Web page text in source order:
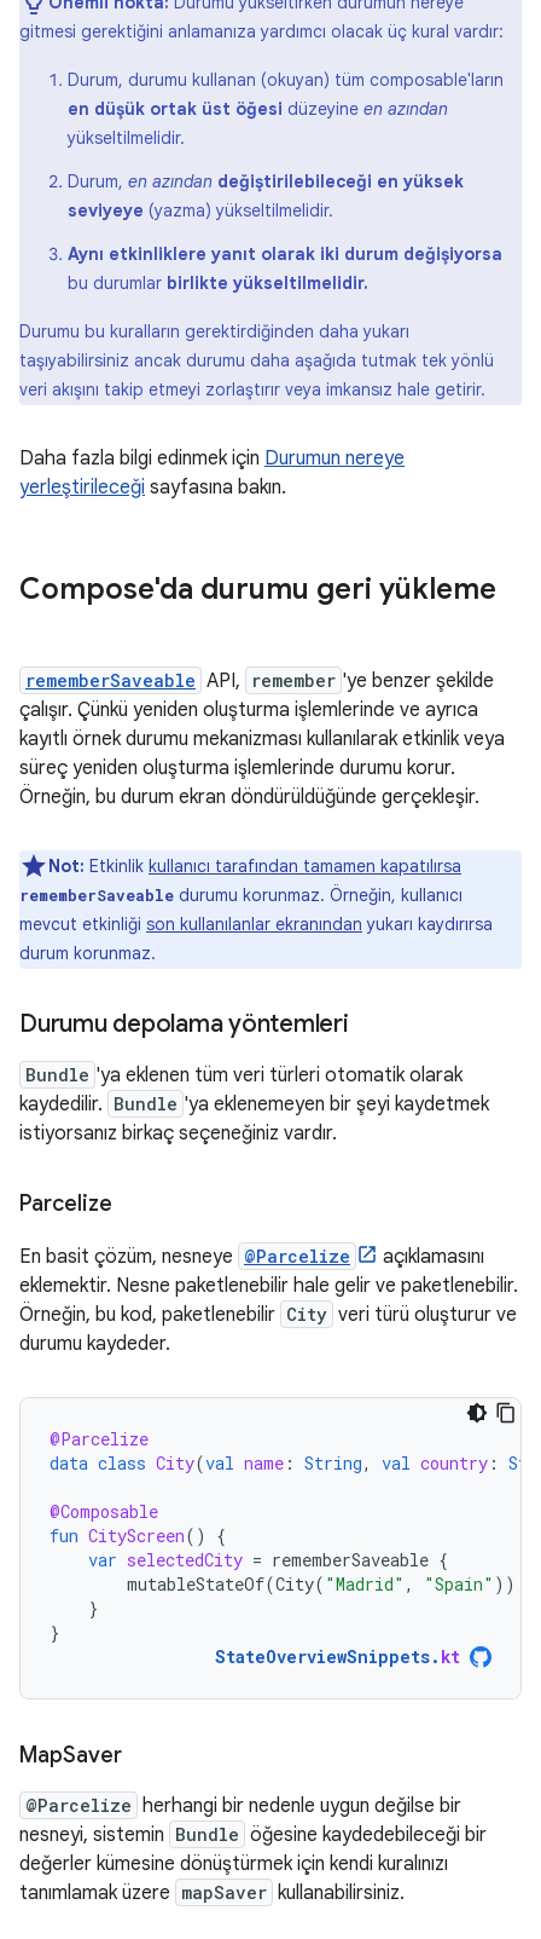
gitmesi gerektiğini anlamanıza yardımcı olacak üç kural vardır:
Durum, durumu kullanan (okuyan) tüm composable'ların
en düşük ortak üst öğesi düzeyine en azından
yükseltilmelidir.
Durum, en azından değiştirilebileceği en yüksek
seviyeye (yazma) yükseltilmelidir.
Aynı etkinliklere yanıt olarak iki durum değişiyorsa
bu durumlar birlikte yükseltilmelidir.
Durumu bu kuralların gerektirdiğinden daha yukarı
taşıyabilirsiniz ancak durumu daha aşağıda tutmak tek yönlü
veri akışını takip etmeyi zorlaştırır veya imkansız hale getirir.
Daha fazla bilgi edinmek için Durumun nereye
yerleştirileceği sayfasına bakın.
Compose'da durumu geri yükleme
rememberSaveable API, remember 'ye benzer şekilde
çalışır. Çünkü yeniden oluşturma işlemlerinde ve ayrıca
kayıtlı örnek durumu mekanizması kullanılarak etkinlik veya
süreç yeniden oluşturma işlemlerinde durumu korur.
Örneğin, bu durum ekran döndürüldüğünde gerçekleşir.
Not: Etkinlik kullanıcı tarafından tamamen kapatılırsa
rememberSaveable durumu korunmaz. Örneğin, kullanıcı
mevcut etkinliği son kullanılanlar ekranından yukarı kaydırırsa
durum korunmaz.
Durumu depolama yöntemleri
Bundle 'ya eklenen tüm veri türleri otomatik olarak
kaydedilir. Bundle 'ya eklenemeyen bir şeyi kaydetmek
istiyorsanız birkaç seçeneğiniz vardır.
Parcelize
En basit çözüm, nesneye @Parcelize
açıklamasını
eklemektir. Nesne paketlenebilir hale gelir ve paketlenebilir.
Örneğin, bu kod, paketlenebilir City veri türü oluşturur ve
durumu kaydeder.
@Parcelize
data class City(val name : String, val country :
@Composable
fun CityScreen()
{
var selectedCity = rememberSaveable {
mutableStateOf(City( "Madrid" , "Spain" ))
}
}
StateOverviewSnippets. kt
MapSaver
@Parcelize
herhangi bir nedenle uygun değilse bir
nesneyi, sistemin Bundle öğesine kaydedebileceği bir
değerler kümesine dönüştürmek için kendi kuralınızı
tanımlamak üzere mapSaver kullanabilirsiniz.